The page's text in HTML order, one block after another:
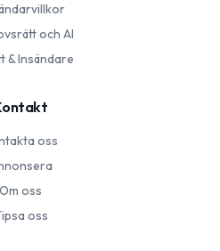
och AI
& Insändare
oss
Om oss
oss